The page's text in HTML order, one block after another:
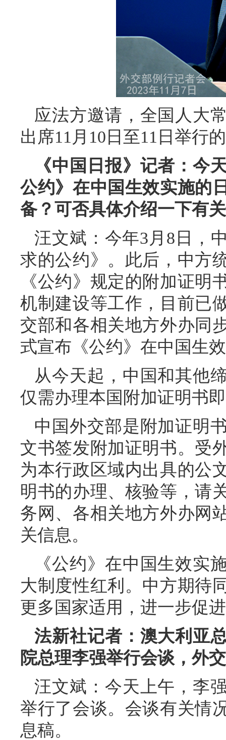
应法方邀请，全国人大
出席11月10日至11日举行
《中国日报》记者：今
公约》在中国生效实施的
备？可否具体介绍一下有
汪文斌：今年3月8日，
求的公约》。此后，中方
《公约》规定的附加证明
机制建设等工作，目前已
交部和各相关地方外办同
式宣布《公约》在中国生
从今天起，中国和其他
仅需办理本国附加证明书
中国外交部是附加证明
文书签发附加证明书。受
为本行政区域内出具的公
明书的办理、核验等，请
务网、各相关地方外办网
关信息。
《公约》在中国生效实
大制度性红利。中方期待
更多国家适用，进一步促
法新社记者：澳大利亚
院总理李强举行会谈，外
汪文斌： 今天上午，李
举行了会谈。会谈有关情
息稿。